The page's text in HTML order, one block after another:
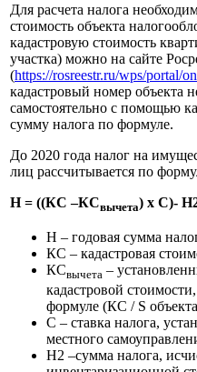
Для расчета налога
стоимость объекта
кадастровую стоимость
участка) можно на сайте
(https://rosreestr.ru/wps/portal/
кадастровый номер объекта
самостоятельно с помощью
сумму налога по формуле.
До 2020 года налог на
лиц рассчитывается по
Н = ((КС –КСвычета) x С)-
Н – годовая сумма
КС – кадастровая
КСвычета –
кадастровой
формуле (КС / S
С – ставка налога,
местного
Н2 –сумма налога,